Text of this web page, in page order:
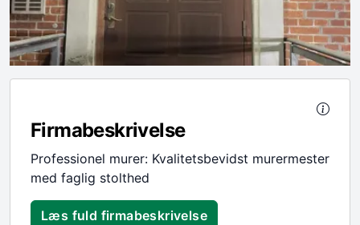
Firmabeskrivelse
Professionel murer: Kvalitetsbevidst murermester
med faglig stolthed
Læs fuld firmabeskrivelse